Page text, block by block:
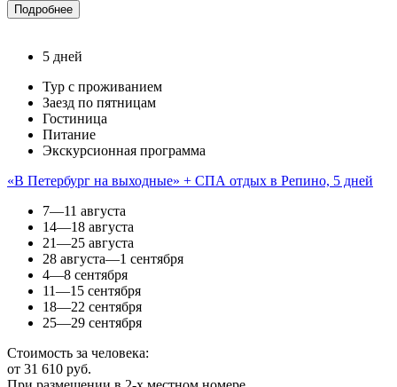
Подробнее
5 дней
Тур с проживанием
Заезд по пятницам
Гостиница
Питание
Экскурсионная программа
«В Петербург на выходные» + СПА отдых в Репино, 5 дней
7—11 августа
14—18 августа
21—25 августа
28 августа—1 сентября
4—8 сентября
11—15 сентября
18—22 сентября
25—29 сентября
Стоимость за человека:
от 31 610 руб.